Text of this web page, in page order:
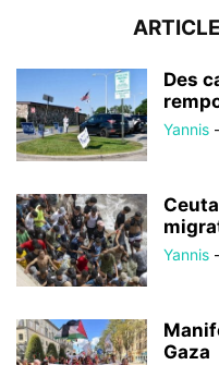
Des
Yannis -
Yannis -
Gaza